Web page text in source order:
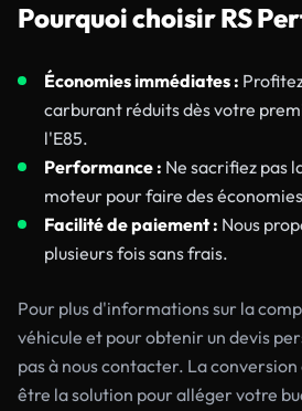
Pourquoi choisir RS
Économies immédiates :
carburant réduits dès votre
l'E85.
Performance : Ne sacrifiez pas
moteur pour faire des
Facilité de paiement : Nous
plusieurs fois sans frais.
Pour plus d'informations sur la
véhicule et pour obtenir un devis
pas à nous contacter. La
être la solution pour alléger votre